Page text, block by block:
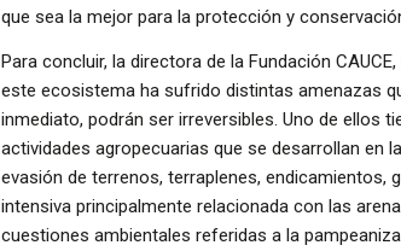
que sea la mejor para la protección y
Para concluir, la directora de la Fundación
este ecosistema ha sufrido distintas amenazas
inmediato, podrán ser irreversibles. Uno de ellos
actividades agropecuarias que se desarrollan en
evasión de terrenos, terraplenes,
intensiva principalmente relacionada con las
cuestiones ambientales referidas a la